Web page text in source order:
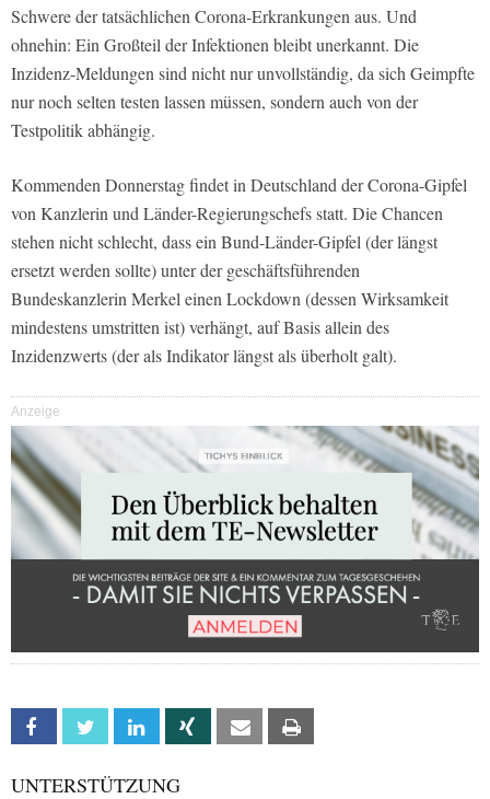
Schwere der tatsächlichen Corona-Erkrankungen aus. Und
ohnehin: Ein Großteil der Infektionen bleibt unerkannt. Die
Inzidenz-Meldungen sind nicht nur unvollständig, da sich Geimpfte
nur noch selten testen lassen müssen, sondern auch von der
Testpolitik abhängig.
Kommenden Donnerstag findet in Deutschland der Corona-Gipfel
von Kanzlerin und Länder-Regierungschefs statt. Die Chancen
stehen nicht schlecht, dass ein Bund-Länder-Gipfel (der längst
ersetzt werden sollte) unter der geschäftsführenden
Bundeskanzlerin Merkel einen Lockdown (dessen Wirksamkeit
mindestens umstritten ist) verhängt, auf Basis allein des
Inzidenzwerts (der als Indikator längst als überholt galt).
Anzeige
Facebook Twitter Linkedin Xing Email
UNTERSTÜTZUNG